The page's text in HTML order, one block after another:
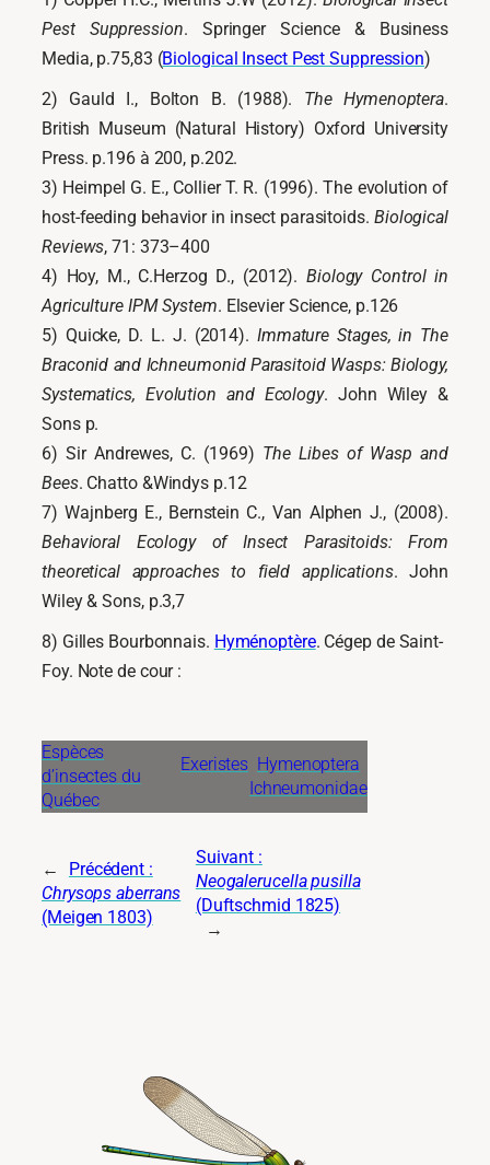
Pest Suppression. Springer Science & Business
Media, p.75,83 (Biological Insect Pest Suppression)
2) Gauld I., Bolton B. (1988). The Hymenoptera.
British Museum (Natural History) Oxford University
Press. p.196 à 200, p.202.
3) Heimpel G. E., Collier T. R. (1996). The evolution of
host-feeding behavior in insect parasitoids. Biological
Reviews, 71: 373–400
4) Hoy, M., C.Herzog D., (2012).Biology Control in
Agriculture IPM System. Elsevier Science, p.126
5) Quicke, D. L. J. (2014). Immature Stages, in The
Braconid and Ichneumonid Parasitoid Wasps: Biology,
Systematics, Evolution and Ecology. John Wiley &
Sons p.
6) Sir Andrewes, C. (1969) The Libes of Wasp and
Bees. Chatto &Windys p.12
7) Wajnberg E., Bernstein C., Van Alphen J., (2008).
Behavioral Ecology of Insect Parasitoids: From
theoretical approaches to field applications. John
Wiley & Sons, p.3,7
8) Gilles Bourbonnais. Hyménoptère. Cégep de Saint-
Foy. Note de cour :
Espèces
d’insectes du
Québec
Exeristes Hymenoptera
Ichneumonidae
←
Précédent :
Chrysops aberrans
(Meigen 1803)
Suivant :
Neogalerucella pusilla
(Duftschmid 1825)
→